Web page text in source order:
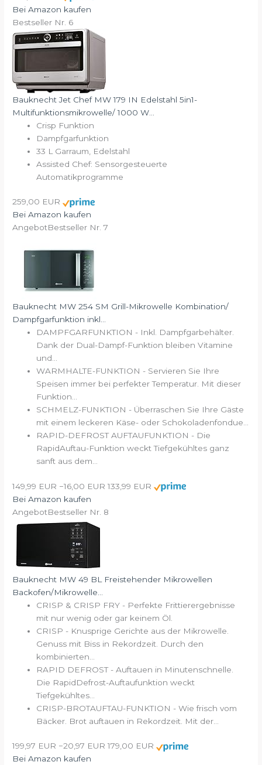
Bei Amazon kaufen
Bestseller Nr. 6
Bauknecht Jet Chef MW 179 IN Edelstahl 5in1-
Multifunktionsmikrowelle/ 1000 W...
Crisp Funktion
Dampfgarfunktion
33 L Garraum, Edelstahl
Assisted Chef: Sensorgesteuerte
Automatikprogramme
259,00 EUR
Bei Amazon kaufen
AngebotBestseller Nr. 7
Bauknecht MW 254 SM Grill-Mikrowelle Kombination/
Dampfgarfunktion inkl...
DAMPFGARFUNKTION - Inkl. Dampfgarbehälter.
Dank der Dual-Dampf-Funktion bleiben Vitamine
und...
WARMHALTE-FUNKTION - Servieren Sie Ihre
Speisen immer bei perfekter Temperatur. Mit dieser
Funktion...
SCHMELZ-FUNKTION - Überraschen Sie Ihre Gäste
mit einem leckeren Käse- oder Schokoladenfondue...
RAPID-DEFROST AUFTAUFUNKTION - Die
RapidAuftau-Funktion weckt Tiefgekühltes ganz
sanft aus dem...
149,99 EUR −16,00 EUR 133,99 EUR
Bei Amazon kaufen
AngebotBestseller Nr. 8
Bauknecht MW 49 BL Freistehender Mikrowellen
Backofen/Mikrowelle...
CRISP & CRISP FRY - Perfekte Frittierergebnisse
mit nur wenig oder gar keinem Öl.
CRISP - Knusprige Gerichte aus der Mikrowelle.
Genuss mit Biss in Rekordzeit. Durch den
kombinierten...
RAPID DEFROST - Auftauen in Minutenschnelle.
Die RapidDefrost-Auftaufunktion weckt
Tiefgekühltes...
CRISP-BROTAUFTAU-FUNKTION - Wie frisch vom
Bäcker. Brot auftauen in Rekordzeit. Mit der...
199,97 EUR −20,97 EUR 179,00 EUR
Bei Amazon kaufen